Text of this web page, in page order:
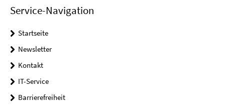
Service-Navigation
Startseite
Newsletter
Kontakt
IT-Service
Barrierefreiheit